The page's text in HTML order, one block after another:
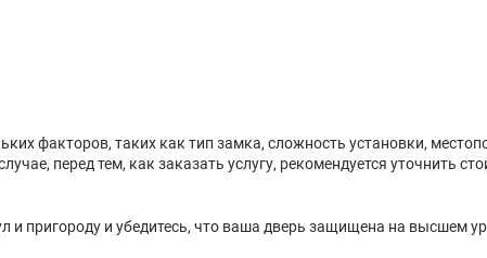
факторов, таких как тип замка, сложность установки,
перед тем, как заказать услугу, рекомендуется уточнить
пригороду и убедитесь, что ваша дверь защищена на высшем